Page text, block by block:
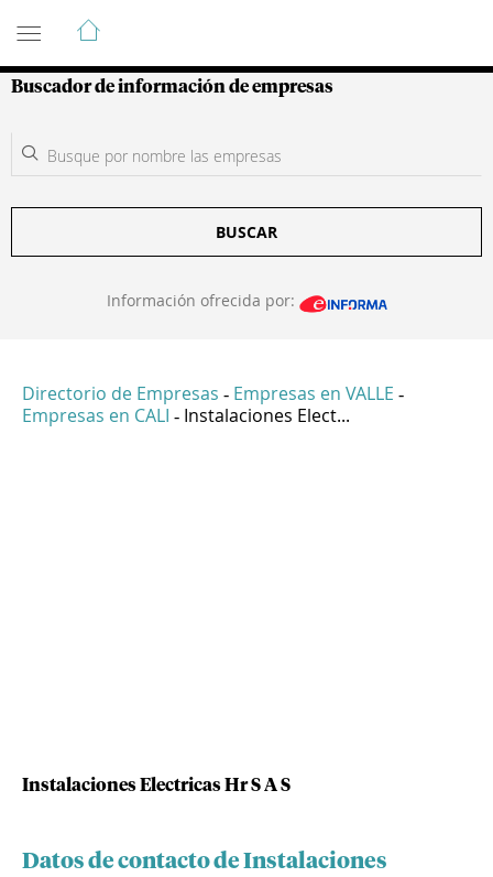
Guía de Empresas Colombianas
Buscador de información de empresas
BUSCAR
Información ofrecida por:
Directorio de Empresas - Empresas en VALLE -
Empresas en CALI - Instalaciones Elect...
Instalaciones Electricas Hr S A S
Datos de contacto de Instalaciones